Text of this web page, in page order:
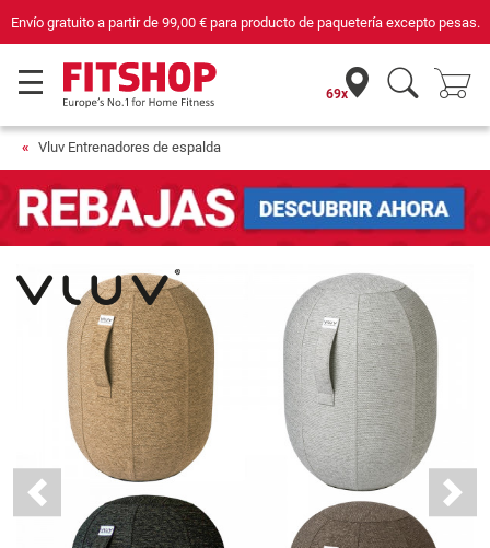
producto de paquetería excepto pesas. Compra con seguridad en
69x
Vluv Entrenadores de espalda
Previous Next